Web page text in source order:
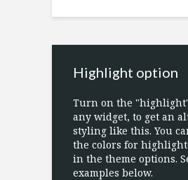
Highlight option
Turn on the
any widget, to get an
styling like this. You
the colors for
in the theme options.
examples below.